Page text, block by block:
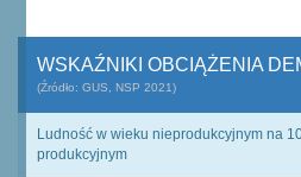
WSKAŹNIKI OBCIĄŻENIA
(Źródło: GUS, NSP 2021)
Ludność w wieku nieprodukcyjnym na
produkcyjnym